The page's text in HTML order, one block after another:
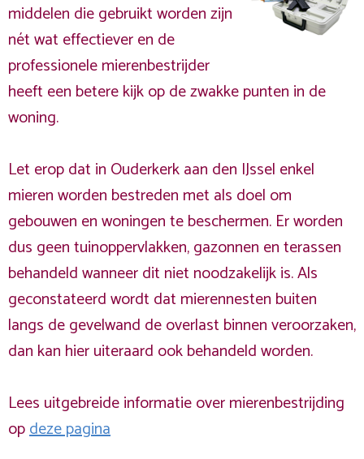
middelen die gebruikt worden zijn
nét wat effectiever en de
professionele mierenbestrijder
heeft een betere kijk op de zwakke punten in de
woning.
Let erop dat in Ouderkerk aan den IJssel enkel
mieren worden bestreden met als doel om
gebouwen en woningen te beschermen. Er worden
dus geen tuinoppervlakken, gazonnen en terassen
behandeld wanneer dit niet noodzakelijk is. Als
geconstateerd wordt dat mierennesten buiten
langs de gevelwand de overlast binnen veroorzaken,
dan kan hier uiteraard ook behandeld worden.
Lees uitgebreide informatie over mierenbestrijding
opdeze pagina